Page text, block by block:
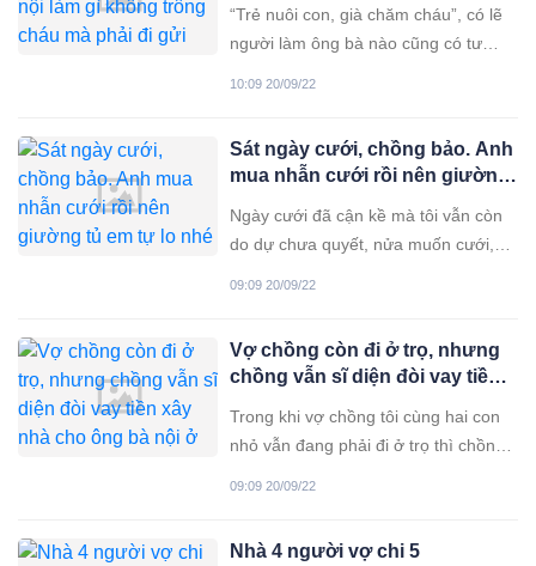
“Trẻ nuôi con, già chăm cháu”, có lẽ
người làm ông bà nào cũng có tư
không trông cháu được”, ấy vậy mà
khi tôi vừa mới bàn cho cháu
10:09 20/09/22
Sát ngày cưới, chồng bảo. Anh
mua nhẫn cưới rồi nên giường
Ngày cưới đã cận kề mà tôi vẫn còn
do dự chưa quyết, nửa muốn cưới,
tôi rất sợ cuộc sống hôn nhân sẽ
không hạnh phúc. Tôi và chồng quen
nhau
09:09 20/09/22
Vợ chồng còn đi ở trọ, nhưng
chồng vẫn sĩ diện đòi vay tiền
Trong khi vợ chồng tôi cùng hai con
nhỏ vẫn đang phải đi ở trọ thì chồng
này mà vợ chồng tôi cãi nhau suốt,
09:09 20/09/22
Nhà 4 người vợ chi 5